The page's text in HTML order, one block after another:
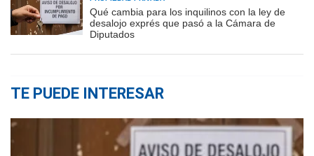
Qué cambia para los inquilinos con la ley de
desalojo exprés que pasó a la Cámara de
Diputados
TE PUEDE INTERESAR